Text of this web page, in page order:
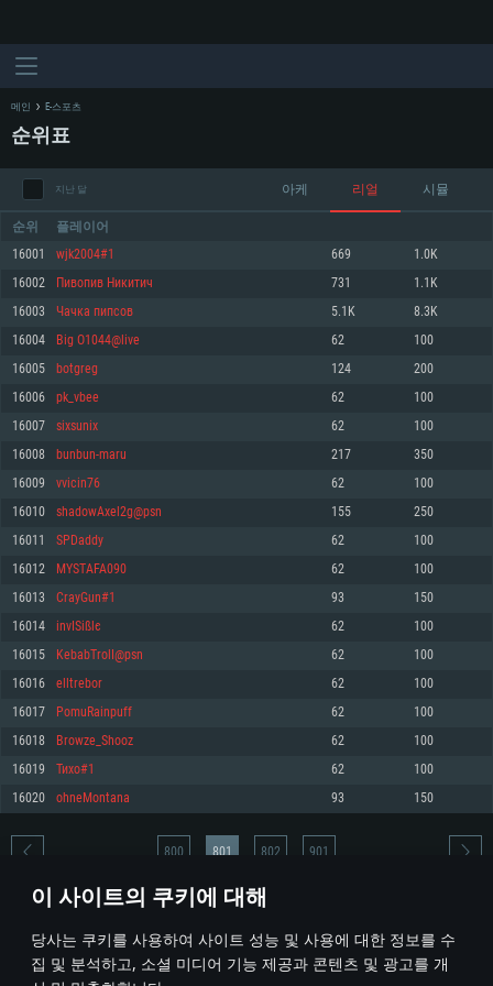
이 사이트의 쿠키에 대해
당사는 쿠키를 사용하여 사이트 성능 및 사용에 대한 정보를 수
집 및 분석하고, 소셜 미디어 기능 제공과 콘텐츠 및 광고를 개
PC
최소사양
운영체제: Windows 10 (64 bit)
프로세서: 2.2 GHz 듀얼코어 이상
메모리: 4GB
그래픽 카드: DirectX 11 이상을 지원하는 AMD Radeon 77XX / NVIDIA
GeForce GT 660. 최소 사양 해상도: 720p
네트워크: 브로드밴드 인터넷
여유 저장 공간: 22.1 GB (최소 클라이언트)
권장 사양
570 혹은 그 이상
여유 저장 공간: 62.2 GB (전체 클라이언트)
최소사양
운영체제: Mac OS Big Sur 11.0
프로세서: 최소 2.2 GHz의 Core i5 (Intel Xeon 은 지원하지 않습니다)
메모리: 6 GB
그래픽 카드: Metal 을 지원하는 Intel Iris Pro 5200 (Mac), 혹은 이와 비슷한 성
능을 가지는 Mac 버전의 AMD/Nvidia. 최소 해상도: 720p
네트워크: 브로드밴드 인터넷
여유 저장 공간: 22.1 GB (최소 클라이언트)
권장 사양
네트워크: 브로드밴드 인터넷
여유 저장 공간: 62.2 GB (전체 클라이언트)
최소사양
운영체제: 64bit Linux 중 최신 버전
프로세서: 2.4 GHz 듀얼코어
메모리: 4 GB
그래픽 카드: Vulkan 을 지원하고, 최신 그래픽 드라이버를 지원하는 NVIDIA
660 (6개월 미만) 혹은 그와 동급의 성능을 가지며 최신 그래픽 드라이버를 지
원하는 AMD (6개월 미만; 최소사양 지원 해상도 720p)
네트워크: 브로드밴드 인터넷
여유 저장 공간: 22.1 GB (최소 클라이언트)
권장 사양
운영체제: Ubuntu 20.04 64bit
프로세서: Intel Core i7
메모리: 16 GB
그래픽 카드: Vulkan 을 지원하고, 최신 그래픽 드라이버를 지원하는 NVIDIA
1060 (6개월 미만) 혹은 그와 동급의 성능을 가지며 최신 그래픽 드라이버를
지원하는 AMD RX 570 (6개월 미만; 최소사양 지원 해상도 720p) 이상
여유 저장 공간: 62.2 GB (전체 클라이언트)
메인 E-스포츠
순위표
지난 달 아케 리얼 시뮬
순위 플레이어
16001 wjk2004#1 669 1.0K
16002 Пивопив Никитич 731 1.1K
16003 Чачка пипсов 5.1K 8.3K
16004 Big O1044@live 62 100
16005 botgreg 124 200
16006 pk_vbee 62 100
16007 sixsunix 62 100
16008 bunbun-maru 217 350
16009 vvicin76 62 100
16010 shadowAxel2g@psn 155 250
16011 SPDaddy 62 100
16012 MYSTAFA090 62 100
16013 CrayGun#1 93 150
16014 invISіßlє 62 100
16015 KebabTrolI@psn 62 100
16016 elltrebor 62 100
16017 PomuRainpuff 62 100
16018 Browze_Shooz 62 100
16019 Тихо#1 62 100
16020 ohneMontana 93 150
* 순위표는 매일 1회 갱신됩니다
800 801 802 901